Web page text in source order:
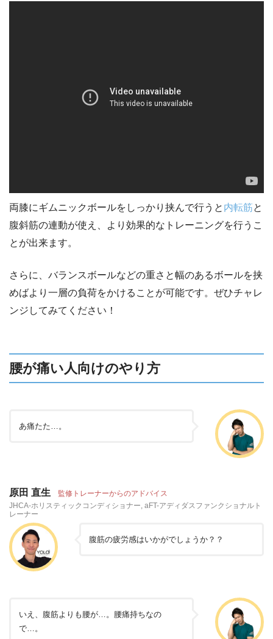
両膝にギムニックボールをしっかり挟んで行うと 内転筋と
腹斜筋の連動が使え、より効果的なトレーニングを行うこ
とが出来ます。
さらに、バランスボールなどの重さと幅のあるボールを挟
めばより一層の負荷をかけることが可能です。ぜひチャレ
ンジしてみてください！
腰が痛い人向けのやり方
あ痛たた…。
原田 直生 監修トレーナーからのアドバイス
JHCA-ホリスティックコンディショナー, aFT-アディダスファンクショナルト
レーナー
腹筋の疲労感はいかがでしょうか？？
いえ、腹筋よりも腰が…。腰痛持ちなの
で…。